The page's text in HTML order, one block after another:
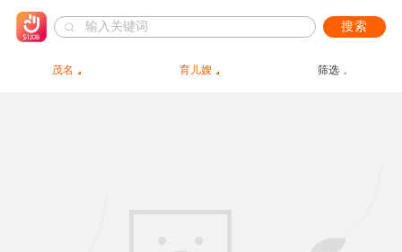
搜索
茂名 育儿嫂 筛选